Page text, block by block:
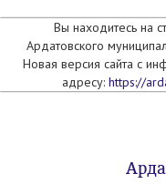
Вы находитесь на
Ардатовского
Новая версия сайта с
адресу: https://